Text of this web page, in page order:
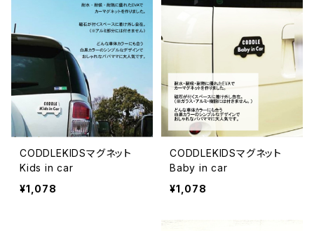
CODDLEKIDSマグネット
Kids in car
¥1,078
CODDLEKIDSマグネット
Baby in car
¥1,078